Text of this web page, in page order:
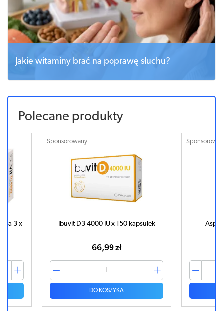
Jakie witaminy brać na poprawę słuchu?
Polecane produkty
Sponsorowany
Aspirin 500mg x 10 tabletek
12,41 zł
DO KOSZYKA
Ibuvit